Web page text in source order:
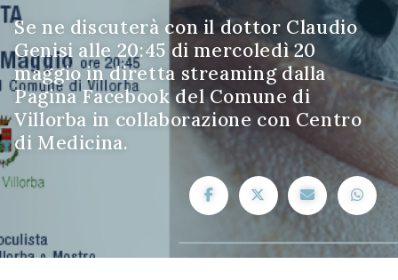
Se ne discuterà con il dottor Claudio
Genisi alle 20:45 di mercoledì 20
maggio in diretta streaming dalla
Pagina Facebook del Comune di
Villorba in collaborazione con Centro
di Medicina.